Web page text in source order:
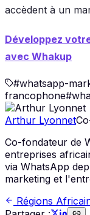
accèdent à un
Développez
avec Whakup
#whatsapp-
francophone#
Arthur Lyonnet
Co-fondateur de
entreprises
via WhatsApp
marketing et
Régions